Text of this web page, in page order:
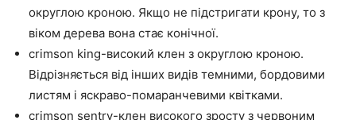
округлою кроною. Якщо не підстригати крону, то з
віком дерева вона стає конічної.
crimson king-високий клен з округлою кроною.
Відрізняється від інших видів темними, бордовими
листям і яскраво-помаранчевими квітками.
crimson sentry-клен високого зросту з червоним